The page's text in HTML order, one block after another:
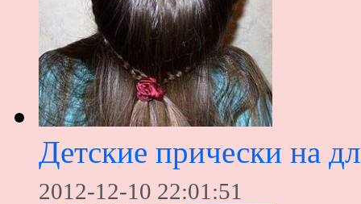
Детские прически на
2012-12-10 22:01:51